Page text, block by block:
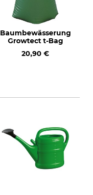
Baumbewässerung
Growtect t-Bag
20,90 €